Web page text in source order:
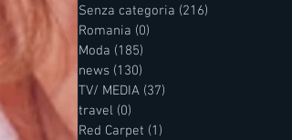
Senza categoria (216)
Romania (0)
Moda (185)
news (130)
TV/ MEDIA (37)
travel (0)
Red Carpet (1)